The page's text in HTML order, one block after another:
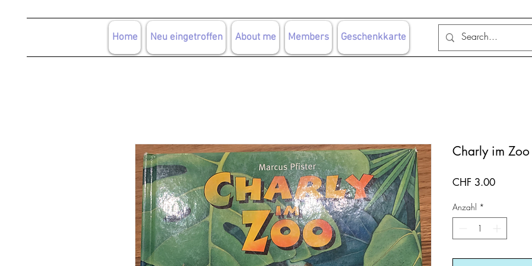
Home Neu eingetroffen About me Members Geschenkkarte
Charly im Zoo
CHF 3.00Preis
Anzahl *